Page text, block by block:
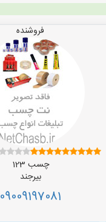
فروشنده
چسب 123
بیرجند
09009197081